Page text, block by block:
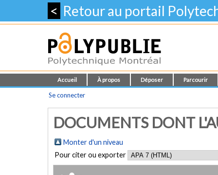
< Retour au portail
Accueil À propos Déposer Parcourir
Se connecter
DOCUMENTS DONT
Monter d'un niveau
Pour citer ou exporter